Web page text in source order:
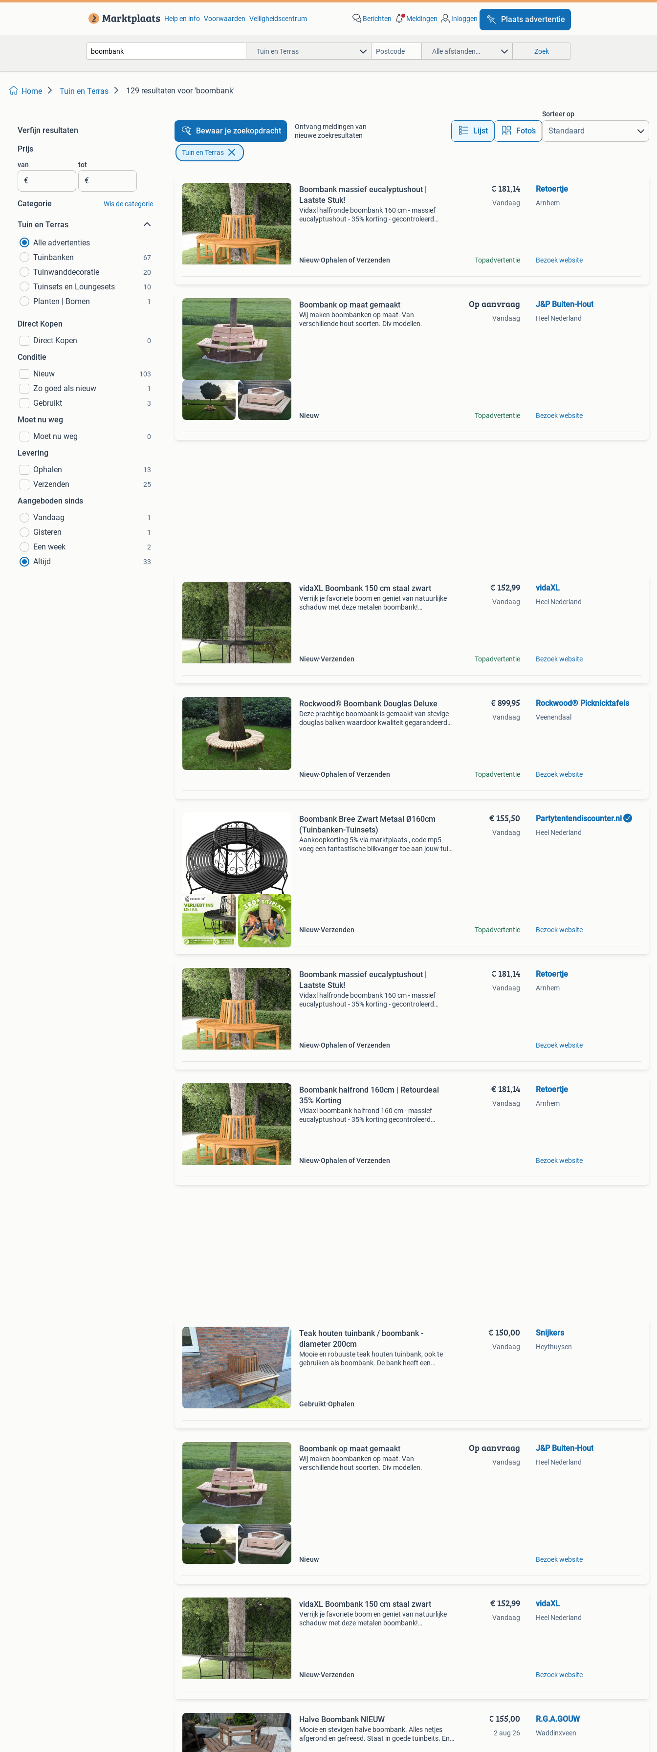
Help en info Voorwaarden Veiligheidscentrum Berichten Meldingen Inloggen Plaats advertentie
Tuin en Terras Alle afstanden… Zoek
Home Tuin en Terras 129 resultaten voor 'boombank'
Verfijn resultaten
Prijs
van
€
tot
€
Categorie Wis de categorie
Tuin en Terras
Alle advertenties
Tuinbanken
67
Tuinwanddecoratie 20
Tuinsets en Loungesets 10
Planten | Bomen 1
Direct Kopen
Direct Kopen
0
Conditie
Nieuw
103
Zo goed als nieuw 1
Gebruikt 3
Moet nu weg
Moet nu weg
0
Levering
Ophalen
13
Verzenden 25
Aangeboden sinds
Vandaag
1
Gisteren 1
Een week 2
Altijd 33
Bewaar je zoekopdracht
Ontvang meldingen van
nieuwe zoekresultaten
Lijst Foto’s
Sorteer op
Tuin en Terras
Boombank massief eucalyptushout |
Laatste Stuk!
Vidaxl halfronde boombank 160 cm - massief
eucalyptushout - 35% korting - gecontroleerd
Nieuw Ophalen of Verzenden
€ 181,14
Vandaag
Topadvertentie
Retoertje
Arnhem
Bezoek website
Boombank op maat gemaakt
Wij maken boombanken op maat. Van
verschillende hout soorten. Div modellen.
Nieuw
Op aanvraag
Vandaag
Topadvertentie
J&P Buiten-Hout
Heel Nederland
Bezoek website
vidaXL Boombank 150 cm staal zwart
Verrijk je favoriete boom en geniet van natuurlijke
schaduw met deze metalen boombank!
Nieuw Verzenden
€ 152,99
Vandaag
Topadvertentie
vidaXL
Heel Nederland
Bezoek website
Rockwood® Boombank Douglas Deluxe
Deze prachtige boombank is gemaakt van stevige
douglas balken waardoor kwaliteit gegarandeerd
Nieuw Ophalen of Verzenden
€ 899,95
Vandaag
Topadvertentie
Rockwood® Picknicktafels
Veenendaal
Bezoek website
Boombank Bree Zwart Metaal Ø160cm
(Tuinbanken-Tuinsets)
Aankoopkorting 5% via marktplaats , code mp5
voeg een fantastische blikvanger toe aan jouw tuin
Nieuw Verzenden
€ 155,50
Vandaag
Topadvertentie
Partytentendiscounter.nl
Heel Nederland
Bezoek website
Boombank massief eucalyptushout |
Laatste Stuk!
Vidaxl halfronde boombank 160 cm - massief
eucalyptushout - 35% korting - gecontroleerd
Nieuw Ophalen of Verzenden
€ 181,14
Vandaag
Retoertje
Arnhem
Bezoek website
Boombank halfrond 160cm | Retourdeal
35% Korting
Vidaxl boombank halfrond 160 cm - massief
eucalyptushout - 35% korting gecontroleerd
Nieuw Ophalen of Verzenden
€ 181,14
Vandaag
Retoertje
Arnhem
Bezoek website
Teak houten tuinbank / boombank -
diameter 200cm
Mooie en robuuste teak houten tuinbank, ook te
gebruiken als boombank. De bank heeft een
Gebruikt Ophalen
€ 150,00
Vandaag
Snijkers
Heythuysen
Boombank op maat gemaakt
Wij maken boombanken op maat. Van
verschillende hout soorten. Div modellen.
Nieuw
Op aanvraag
Vandaag
J&P Buiten-Hout
Heel Nederland
Bezoek website
vidaXL Boombank 150 cm staal zwart
Verrijk je favoriete boom en geniet van natuurlijke
schaduw met deze metalen boombank!
Nieuw Verzenden
€ 152,99
Vandaag
vidaXL
Heel Nederland
Bezoek website
Halve Boombank NIEUW
Mooie en stevigen halve boombank. Alles netjes
afgerond en gefreesd. Staat in goede tuinbeits. En
€ 155,00
2 aug 26
R.G.A.GOUW
Waddinxveen